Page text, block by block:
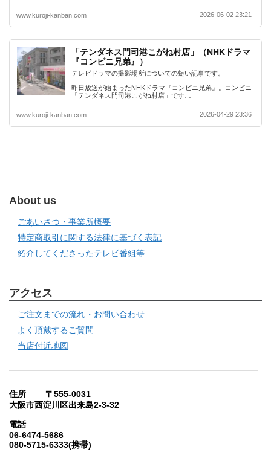
www.kuroji-kanban.com 2026-06-02 23:21
「テンダネス門司港こがね村店」（NHKドラマ
『コンビニ兄弟』）
テレビドラマの撮影場所についての短い記事です。
昨日放送が始まったNHKドラマ『コンビニ兄弟』。コンビニ
「テンダネス門司港こがね村店」です…
www.kuroji-kanban.com 2026-04-29 23:36
About us
ごあいさつ・事業所概要
特定商取引に関する法律に基づく表記
紹介してくださったテレビ番組等
アクセス
ご注文までの流れ・お問い合わせ
よく頂戴するご質問
当店付近地図
住所 〒555-0031
大阪市西淀川区出来島2-3-32
電話
06-6474-5686
080-5715-6333(携帯)